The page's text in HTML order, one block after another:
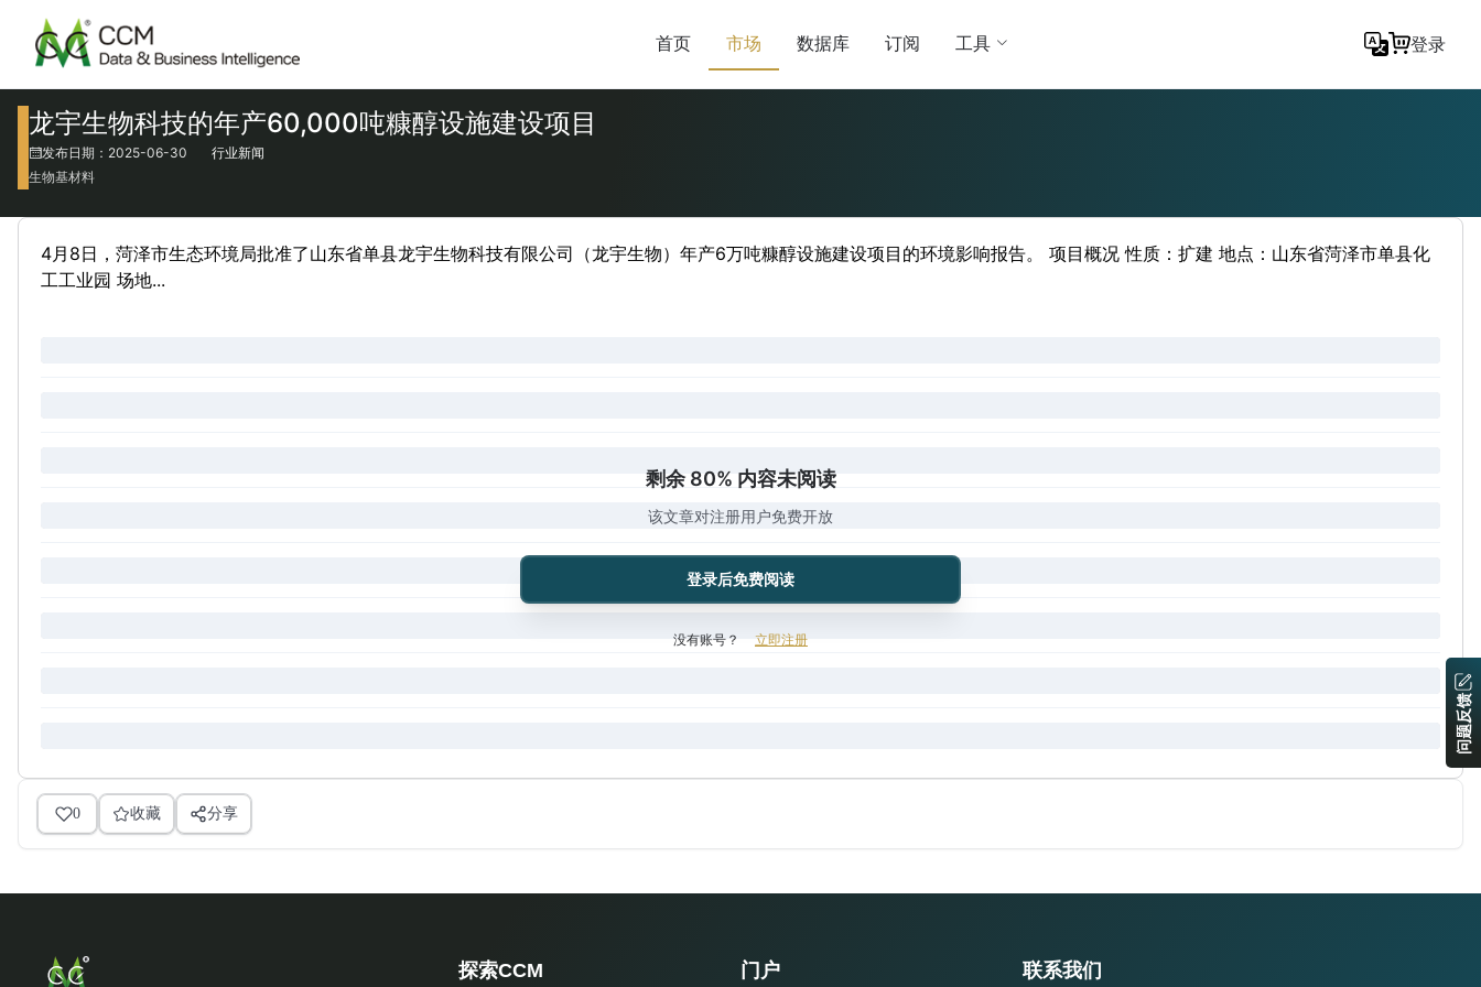
首页 市场 数据库 订阅 工具 登录
龙宇生物科技的年产60,000吨糠醇设施建设项目
发布日期：2025-06-30
行业新闻
生物基材料
4月8日，菏泽市生态环境局批准了山东省单县龙宇生物科技有限公司（龙宇生物）年产6万吨糠醇设施建设项目的环境影响报告。 项目概况 性质：扩建 地点：山东省菏泽市单县化
工工业园 场地...
剩余 80% 内容未阅读
该文章对注册用户免费开放
登录后免费阅读
没有账号？ 立即注册
0 收藏 分享
探索CCM 门户 联系我们
问题反馈